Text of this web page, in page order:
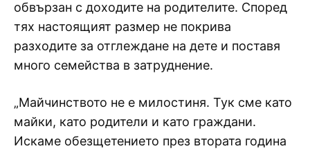
обвързан с доходите на родителите. Според
тях настоящият размер не покрива
разходите за отглеждане на дете и поставя
много семейства в затруднение.
„Майчинството не е милостиня. Тук сме като
майки, като родители и като граждани.
Искаме обезщетението през втората година